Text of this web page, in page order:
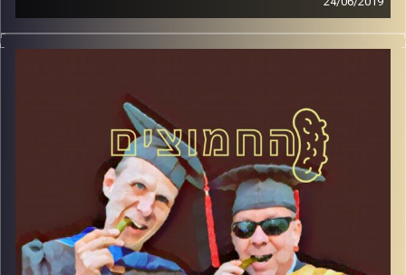
פרופסור בועז בן-דוד ופרופסור גלעד הירשברגר
קרדיט תמונות:AudioVersity